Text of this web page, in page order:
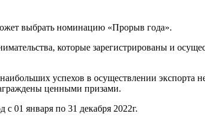
выбрать номинацию «Прорыв года».
которые зарегистрированы и
успехов в осуществлении экспорта
ценными призами.
с 01 января по 31 декабря 2022г.